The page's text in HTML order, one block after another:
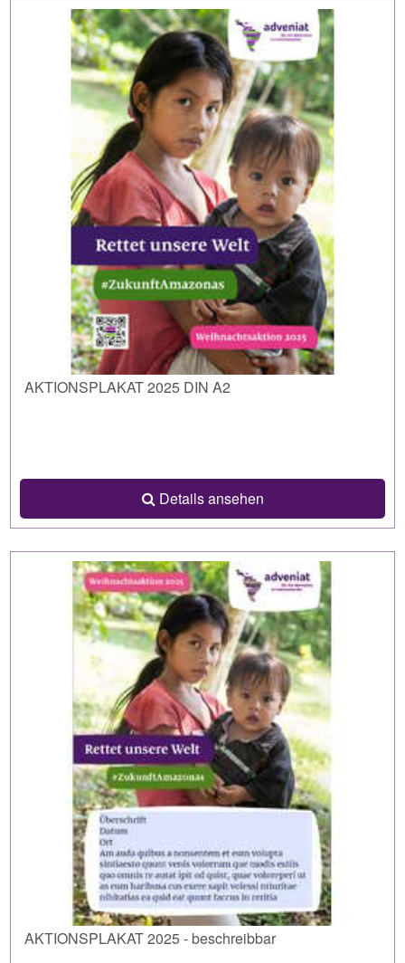
AKTIONSPLAKAT 2025 DIN A2
Details ansehen
AKTIONSPLAKAT 2025 - beschreibbar